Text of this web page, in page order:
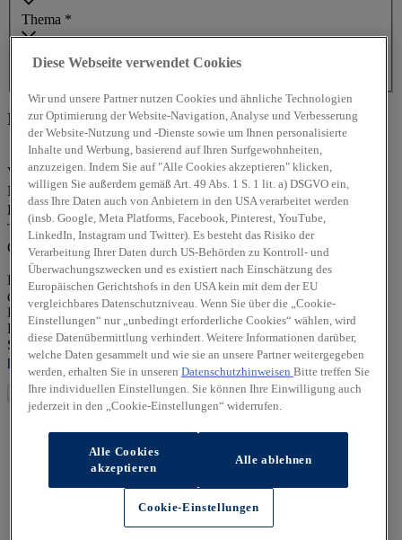
Thema *
Ihre Kontaktdaten
Frau Herr
Divers
Vorname *
Nachname *
E-Mail-Adresse *
Telefonnummer *
Captcha
Die von Ihnen angegebenen personenbezogenen Daten werden
durch den zuständigen Vertragshändler allein zur Bearbeitung Ihrer
Kontaktanfrage verarbeitet. Weitere Hinweise zur
Datenverarbeitung und Ihren Rechten als betroffene Person finden
Sie in unserer Datenschutzerklärung unterhttps://hyundai-
partners/ebbinghaus-automobile-hamm/datenschutz
Absenden
Diese Webseite verwendet Cookies
Wir und unsere Partner nutzen Cookies und ähnliche Technologien
zur Optimierung der Website-Navigation, Analyse und Verbesserung
der Website-Nutzung und -Dienste sowie um Ihnen personalisierte
Inhalte und Werbung, basierend auf Ihren Surfgewohnheiten,
anzuzeigen. Indem Sie auf "Alle Cookies akzeptieren" klicken,
willigen Sie außerdem gemäß Art. 49 Abs. 1 S. 1 lit. a) DSGVO ein,
dass Ihre Daten auch von Anbietern in den USA verarbeitet werden
(insb. Google, Meta Platforms, Facebook, Pinterest, YouTube,
LinkedIn, Instagram und Twitter). Es besteht das Risiko der
Verarbeitung Ihrer Daten durch US-Behörden zu Kontroll- und
Überwachungszwecken und es existiert nach Einschätzung des
Europäischen Gerichtshofs in den USA kein mit dem der EU
vergleichbares Datenschutzniveau. Wenn Sie über die „Cookie-
Einstellungen“ nur „unbedingt erforderliche Cookies“ wählen, wird
diese Datenübermittlung verhindert. Weitere Informationen darüber,
welche Daten gesammelt und wie sie an unsere Partner weitergegeben
werden, erhalten Sie in unseren Datenschutzhinweisen Bitte treffen Sie
Ihre individuellen Einstellungen. Sie können Ihre Einwilligung auch
jederzeit in den „Cookie-Einstellungen“ widerrufen.
Alle Cookies
akzeptieren
Alle ablehnen
Cookie-Einstellungen